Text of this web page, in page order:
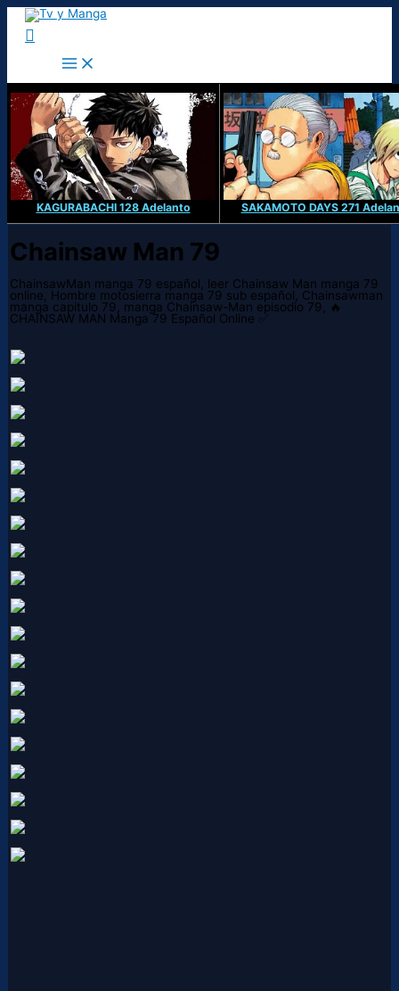
Ir
contenido
Buscar
KAGURABACHI 128 Adelanto SAKAMOTO DAYS 271
Chainsaw Man 79
ChainsawMan manga 79 español, leer Chainsaw Man manga 79
online, Hombre motosierra manga 79 sub español, Chainsawman
manga capitulo 79, manga Chainsaw-Man episodio 79, 🔥
CHAINSAW MAN Manga 79 Español Online ✅